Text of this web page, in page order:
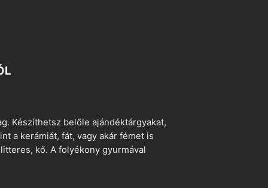
Készíthetsz belőle ajándéktárgyakat,
a kerámiát, fát, vagy akár fémet is
kő. A folyékony gyurmával